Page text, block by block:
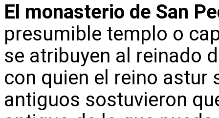
El monasterio de San
presumible templo o
se atribuyen al reinado
con quien el reino astur
antiguos sostuvieron